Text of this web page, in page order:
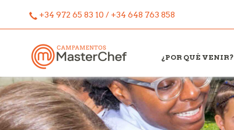
+34 972 65 83 10 / +34 648 763 858
¿POR QUÉ VENIR?